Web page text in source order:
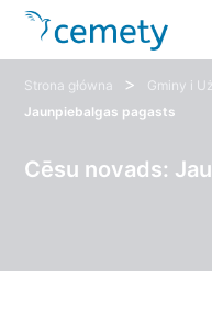
Strona główna > Gminy i
Jaunpiebalgas pagasts
Cēsu novads: